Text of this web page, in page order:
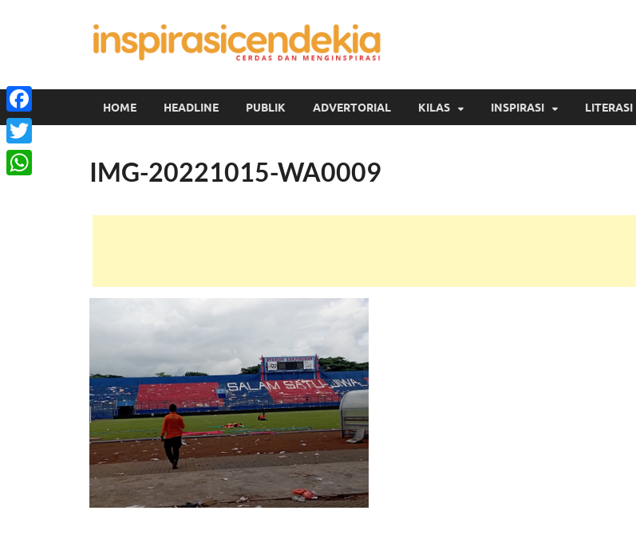
HOME HEADLINE PUBLIK ADVERTORIAL KILAS INSPIRASI LITERASI
IMG-20221015-WA0009
Facebook
Twitter